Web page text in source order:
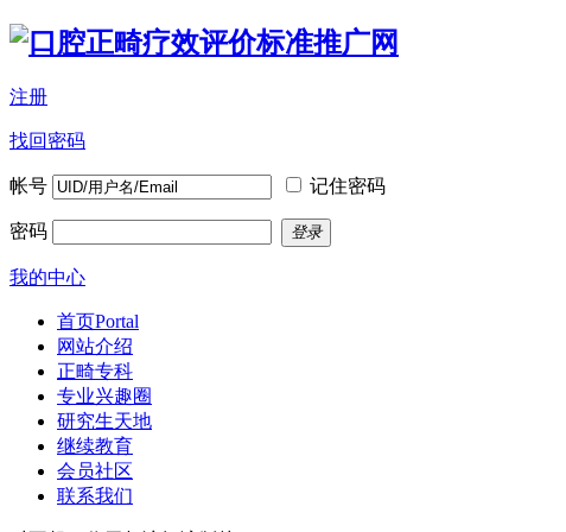
注册
找回密码
帐号 记住密码
密码 登录
我的中心
首页Portal
网站介绍
正畸专科
专业兴趣圈
研究生天地
继续教育
会员社区
联系我们